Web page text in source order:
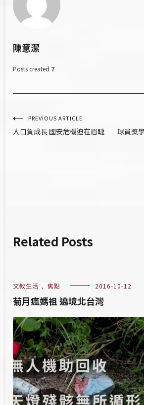
陳意潔
Posts created 7
文
章
PREVIOUS ARTICLE
人口負成長 國安危機迫在眉睫
球員獎
Related Posts
文教生活 , 焦點 2016-10-12
菊月瘋媽祖 遶境北台灣